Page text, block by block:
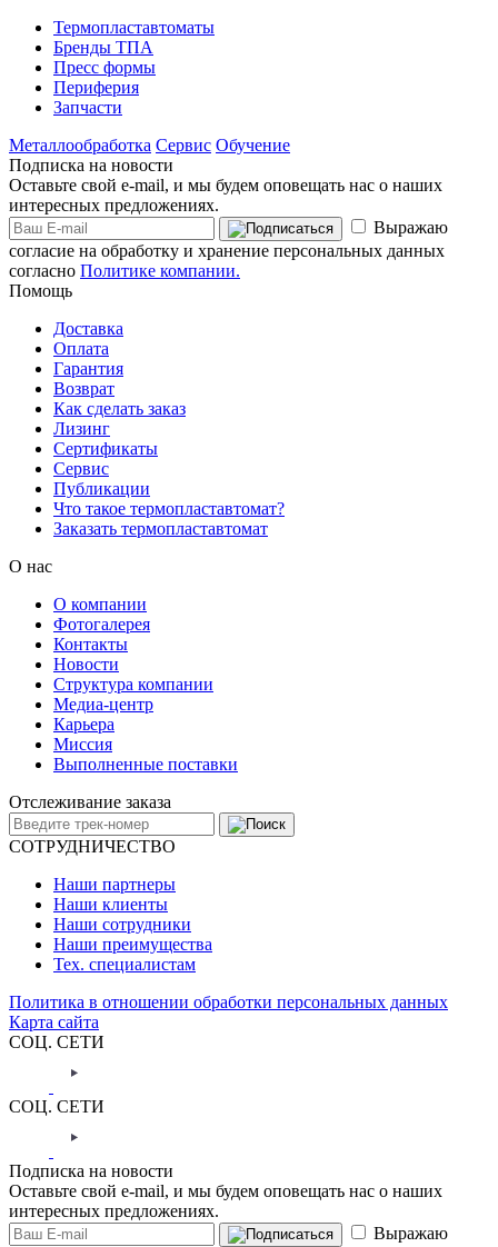
Термопластавтоматы
Бренды ТПА
Пресс формы
Периферия
Запчасти
Металлообработка Сервис Обучение
Подписка на новости
Оставьте свой e-mail, и мы будем оповещать нас о наших
интересных предложениях.
Выражаю
согласие на обработку и хранение персональных данных
согласно Политике компании.
Помощь
Доставка
Оплата
Гарантия
Возврат
Как сделать заказ
Лизинг
Сертификаты
Сервис
Публикации
Что такое термопластавтомат?
Заказать термопластавтомат
О нас
О компании
Фотогалерея
Контакты
Новости
Структура компании
Медиа-центр
Карьера
Миссия
Выполненные поставки
Отслеживание заказа
СОТРУДНИЧЕСТВО
Наши партнеры
Наши клиенты
Наши сотрудники
Наши преимущества
Тех. специалистам
Политика в отношении обработки персональных данных
Карта сайта
СОЦ. СЕТИ
СОЦ. СЕТИ
Подписка на новости
Оставьте свой e-mail, и мы будем оповещать нас о наших
интересных предложениях.
Выражаю